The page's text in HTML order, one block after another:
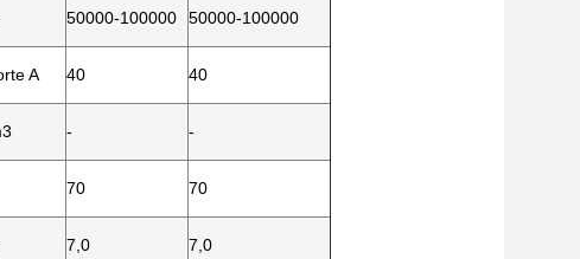
50000-100000 50000-100000
A 40 40
- -
70 70
7,0 7,0